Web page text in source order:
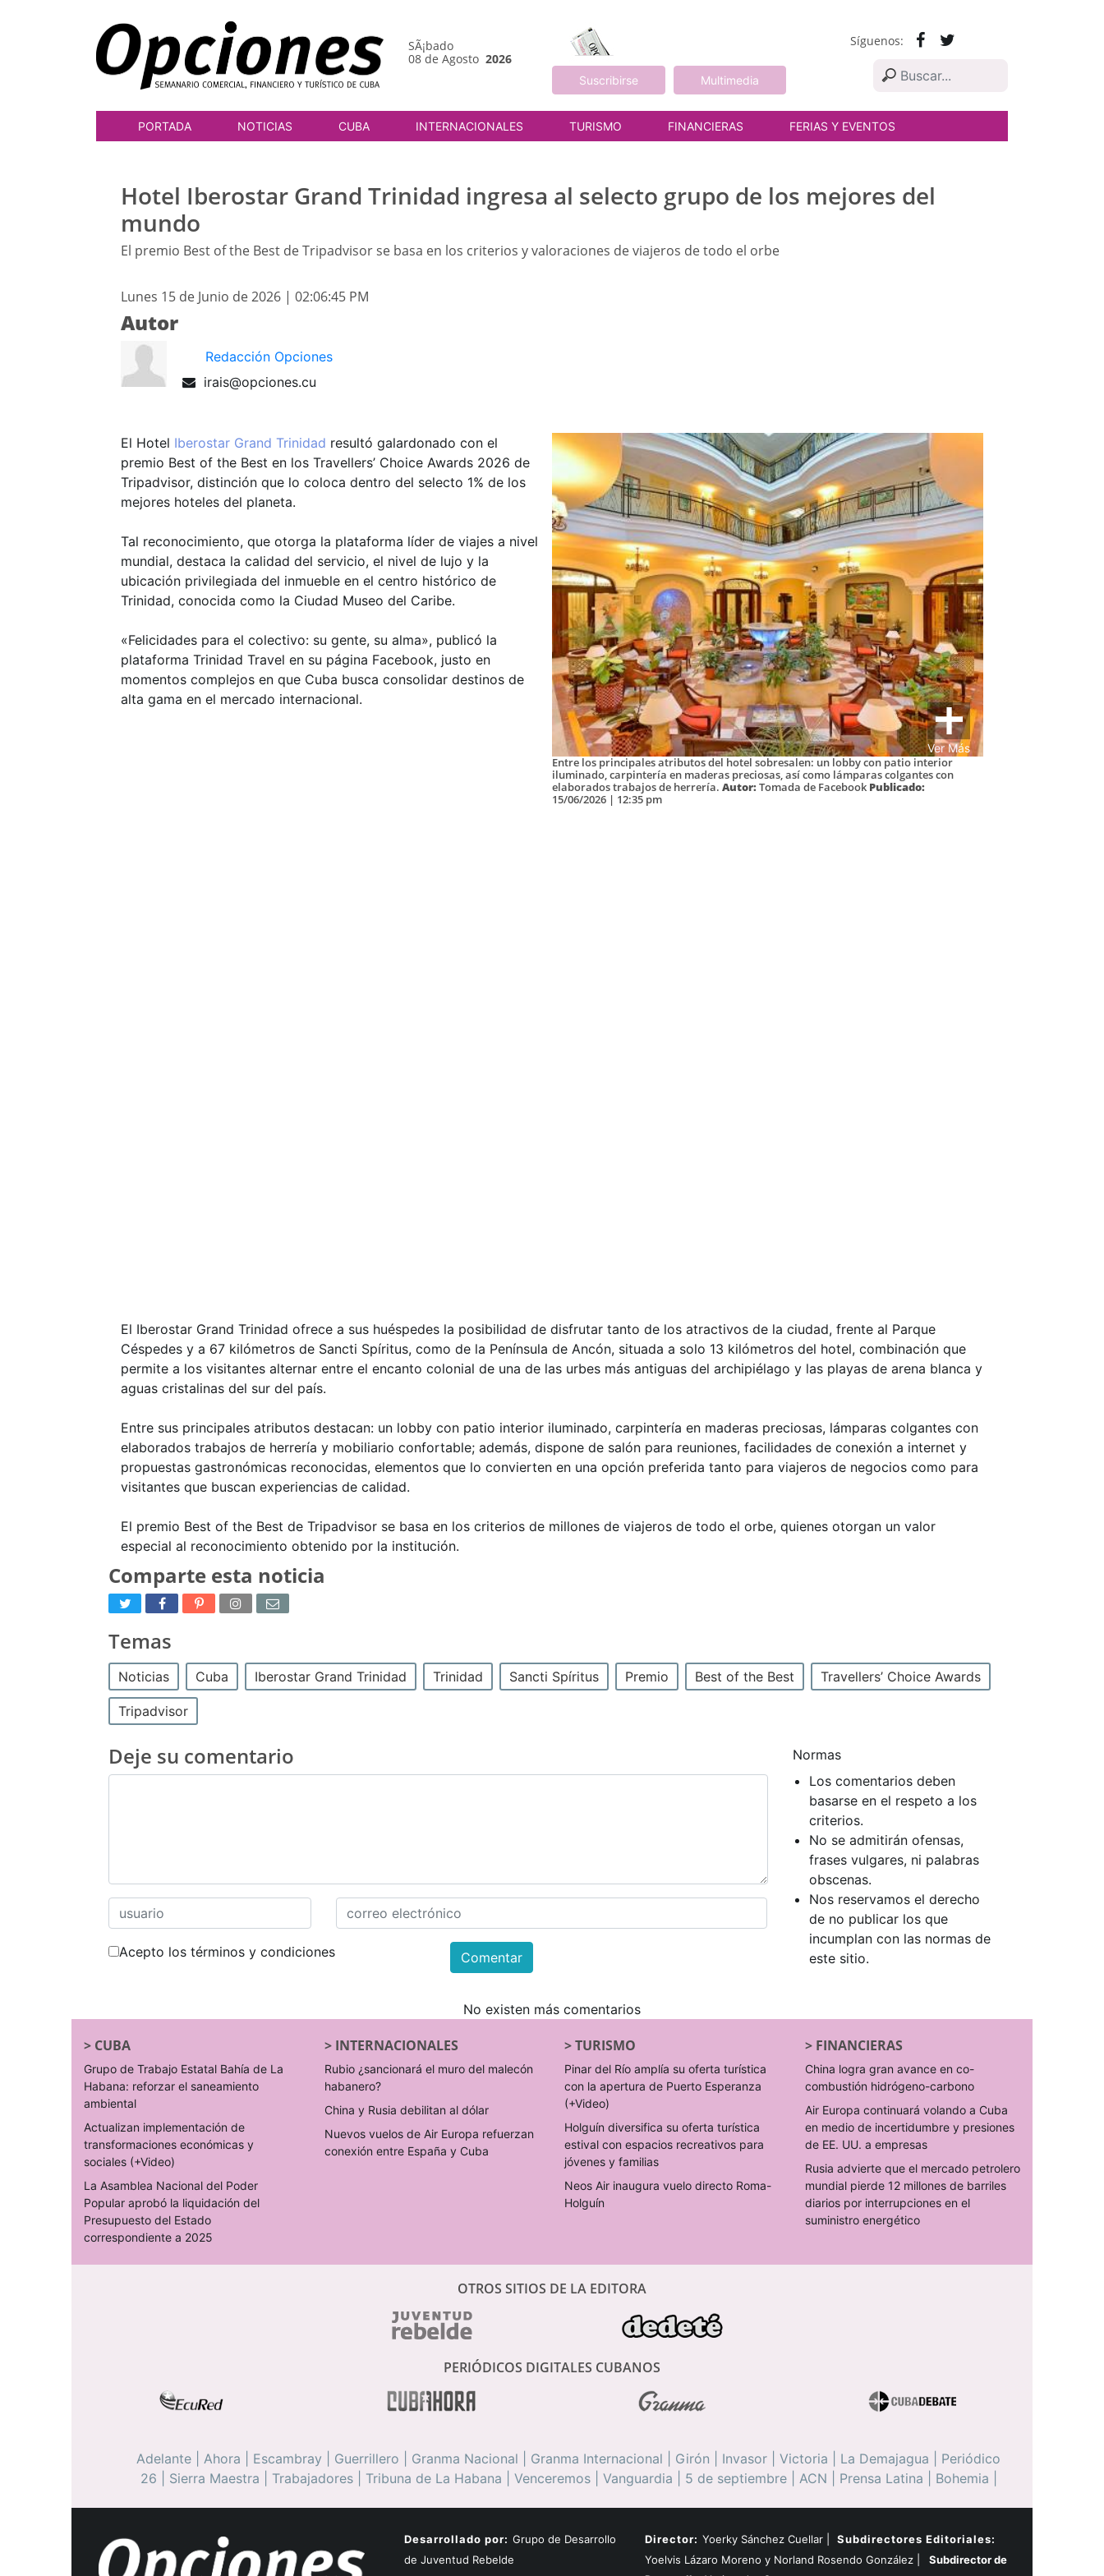
SÃ¡bado
08 de Agosto 2026
Suscribirse Multimedia
Síguenos:
PORTADA NOTICIAS CUBA INTERNACIONALES TURISMO FINANCIERAS FERIAS Y EVENTOS
Hotel Iberostar Grand Trinidad ingresa al selecto grupo de los mejores del
mundo
El premio Best of the Best de Tripadvisor se basa en los criterios y valoraciones de viajeros de todo el orbe
Lunes 15 de Junio de 2026 | 02:06:45 PM
Autor
Redacción Opciones
irais@opciones.cu
Ver Más
Entre los principales atributos del hotel sobresalen: un lobby con patio interior
iluminado, carpintería en maderas preciosas, así como lámparas colgantes con
elaborados trabajos de herrería. Autor: Tomada de Facebook Publicado:
15/06/2026 | 12:35 pm
El Hotel Iberostar Grand Trinidad resultó galardonado con el
premio Best of the Best en los Travellers’ Choice Awards 2026 de
Tripadvisor, distinción que lo coloca dentro del selecto 1% de los
mejores hoteles del planeta.
Tal reconocimiento, que otorga la plataforma líder de viajes a nivel
mundial, destaca la calidad del servicio, el nivel de lujo y la
ubicación privilegiada del inmueble en el centro histórico de
Trinidad, conocida como la Ciudad Museo del Caribe.
«Felicidades para el colectivo: su gente, su alma», publicó la
plataforma Trinidad Travel en su página Facebook, justo en
momentos complejos en que Cuba busca consolidar destinos de
alta gama en el mercado internacional.
El Iberostar Grand Trinidad ofrece a sus huéspedes la posibilidad de disfrutar tanto de los atractivos de la ciudad, frente al Parque
Céspedes y a 67 kilómetros de Sancti Spíritus, como de la Península de Ancón, situada a solo 13 kilómetros del hotel, combinación que
permite a los visitantes alternar entre el encanto colonial de una de las urbes más antiguas del archipiélago y las playas de arena blanca y
aguas cristalinas del sur del país.
Entre sus principales atributos destacan: un lobby con patio interior iluminado, carpintería en maderas preciosas, lámparas colgantes con
elaborados trabajos de herrería y mobiliario confortable; además, dispone de salón para reuniones, facilidades de conexión a internet y
propuestas gastronómicas reconocidas, elementos que lo convierten en una opción preferida tanto para viajeros de negocios como para
visitantes que buscan experiencias de calidad.
El premio Best of the Best de Tripadvisor se basa en los criterios de millones de viajeros de todo el orbe, quienes otorgan un valor
especial al reconocimiento obtenido por la institución.
Comparte esta noticia
Temas
Noticias Cuba Iberostar Grand Trinidad Trinidad Sancti Spíritus Premio Best of the Best Travellers’ Choice Awards
Tripadvisor
Deje su comentario
Acepto los términos y condiciones Comentar
Normas
Los comentarios deben
basarse en el respeto a los
criterios.
No se admitirán ofensas,
frases vulgares, ni palabras
obscenas.
Nos reservamos el derecho
de no publicar los que
incumplan con las normas de
este sitio.
No existen más comentarios
> CUBA
Grupo de Trabajo Estatal Bahía de La
Habana: reforzar el saneamiento
ambiental
Actualizan implementación de
transformaciones económicas y
sociales (+Video)
La Asamblea Nacional del Poder
Popular aprobó la liquidación del
Presupuesto del Estado
correspondiente a 2025
> INTERNACIONALES
Rubio ¿sancionará el muro del malecón
habanero?
China y Rusia debilitan al dólar
Nuevos vuelos de Air Europa refuerzan
conexión entre España y Cuba
>TURISMO
Pinar del Río amplía su oferta turística
con la apertura de Puerto Esperanza
(+Video)
Holguín diversifica su oferta turística
estival con espacios recreativos para
jóvenes y familias
Neos Air inaugura vuelo directo Roma-
Holguín
> FINANCIERAS
China logra gran avance en co-
combustión hidrógeno-carbono
Air Europa continuará volando a Cuba
en medio de incertidumbre y presiones
de EE. UU. a empresas
Rusia advierte que el mercado petrolero
mundial pierde 12 millones de barriles
diarios por interrupciones en el
suministro energético
OTROS SITIOS DE LA EDITORA
PERIÓDICOS DIGITALES CUBANOS
Adelante Ahora Escambray Guerrillero Granma Nacional Granma Internacional Girón Invasor Victoria La Demajagua
Periódico
26
Sierra Maestra Trabajadores| Tribuna de La Habana Venceremos| Vanguardia 5 de septiembre| ACN Prensa Latina Bohemia
Desarrollado por: Grupo de Desarrollo
de Juventud Rebelde
Director: Yoerky Sánchez Cuellar |
Subdirectores Editoriales:
Yoelvis Lázaro Moreno y Norland Rosendo González |
Subdirector de